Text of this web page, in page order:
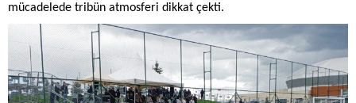
mücadelede tribün atmosferi dikkat çekti.